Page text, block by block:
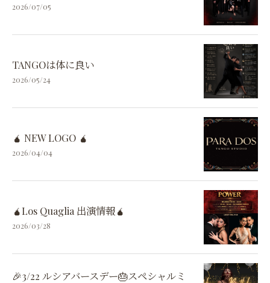
2026/07/05
TANGOは体に良い
2026/05/24
🧉 NEW LOGO 🧉
2026/04/04
🧉Los Quaglia 出演情報🧉
2026/03/28
🎉3/22 ルシアバースデー🎂スペシャルミ